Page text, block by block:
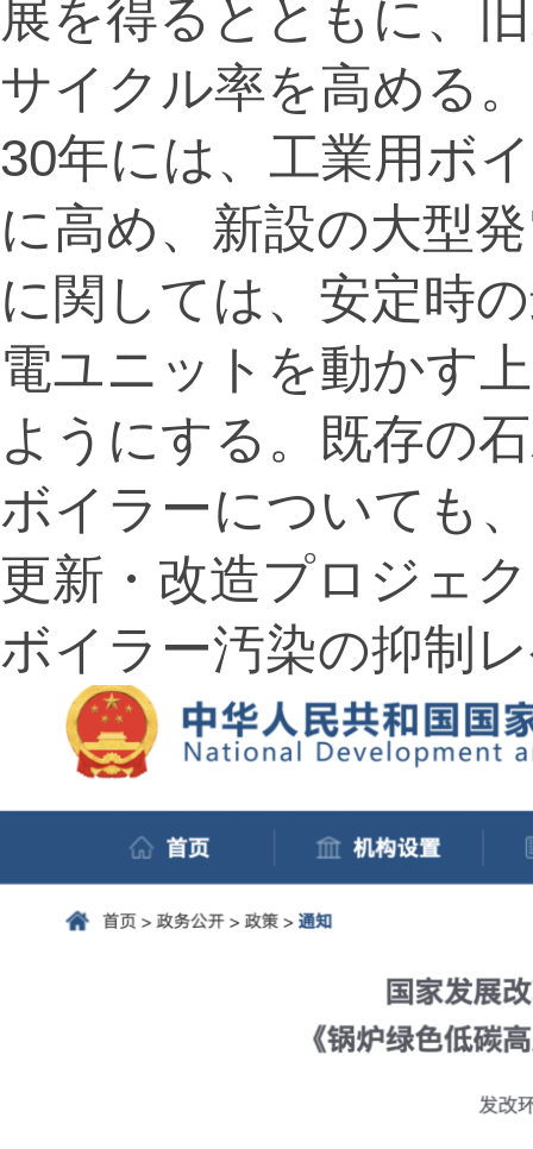
展を得るとともに、
サイクル率を高める。
30年には、工業用ボ
に高め、新設の大型
に関しては、安定時
電ユニットを動かす
ようにする。既存の
ボイラーについても
更新・改造プロジェ
ボイラー汚染の抑制